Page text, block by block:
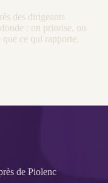
des dirigeants
: on priorise, on
que ce qui rapporte.
de Piolenc